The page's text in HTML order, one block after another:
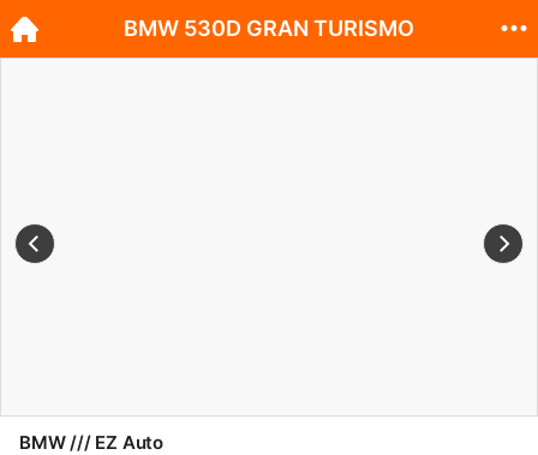
BMW /// EZ Auto
BMW 530D GRAN TURISMO